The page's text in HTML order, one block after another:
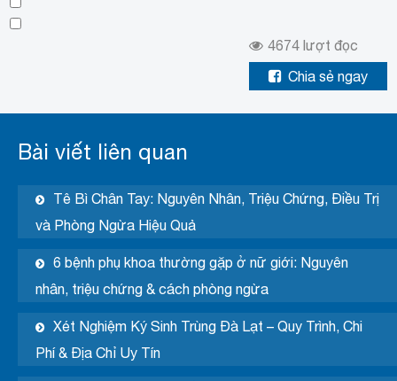
4674lượt đọc
Chia sẻ ngay
Bài viết liên quan
Tê Bì Chân Tay: Nguyên Nhân, Triệu Chứng, Điều Trị
và Phòng Ngừa Hiệu Quả
6 bệnh phụ khoa thường gặp ở nữ giới: Nguyên
nhân, triệu chứng & cách phòng ngừa
Xét Nghiệm Ký Sinh Trùng Đà Lạt – Quy Trình, Chi
Phí & Địa Chỉ Uy Tín